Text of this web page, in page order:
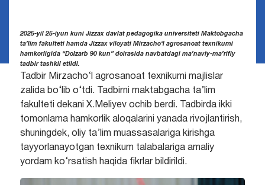
2025-yil 25-iyun kuni Jizzax davlat pedagogika universiteti Maktobgacha
ta’lim fakulteti hamda Jizzax viloyati Mirzacho‘l agrosanoat texnikumi
hamkorligida “Dolzarb 90 kun” doirasida navbatdagi ma’naviy-ma’rifiy
tadbir tashkil etildi.
Tadbir Mirzacho‘l agrosanoat texnikumi majlislar
zalida bo‘lib o‘tdi. Tadbirni maktabgacha ta’lim
fakulteti dekani X.Meliyev ochib berdi. Tadbirda ikki
tomonlama hamkorlik aloqalarini yanada rivojlantirish,
shuningdek, oliy ta’lim muassasalariga kirishga
tayyorlanayotgan texnikum talabalariga amaliy
yordam ko‘rsatish haqida fikrlar bildirildi.